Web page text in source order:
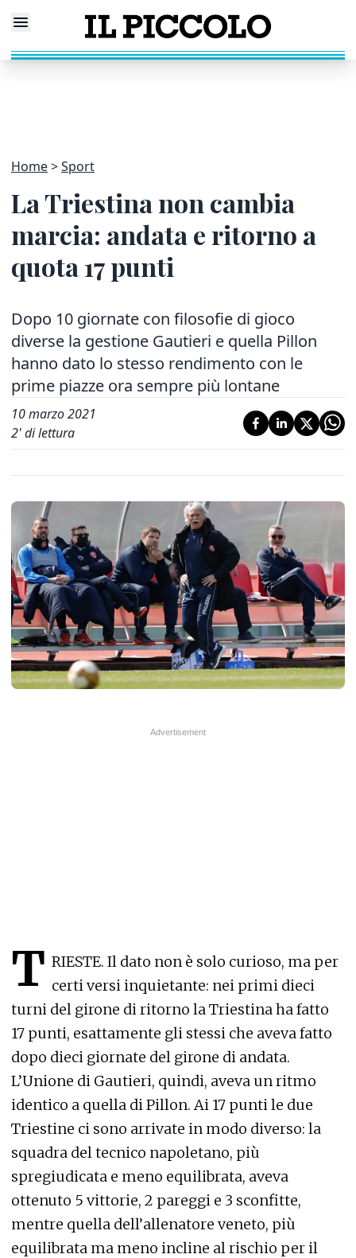
Home Sport
La Triestina non cambia
marcia: andata e ritorno a
quota 17 punti
Dopo 10 giornate con filosofie di gioco
diverse la gestione Gautieri e quella Pillon
hanno dato lo stesso rendimento con le
prime piazze ora sempre più lontane
10 marzo 2021
2' di lettura
T RIESTE. Il dato non è solo curioso, ma per
certi versi inquietante: nei primi dieci
turni del girone di ritorno la Triestina ha fatto
17 punti, esattamente gli stessi che aveva fatto
dopo dieci giornate del girone di andata.
L’Unione di Gautieri, quindi, aveva un ritmo
identico a quella di Pillon. Ai 17 punti le due
Triestine ci sono arrivate in modo diverso: la
squadra del tecnico napoletano, più
spregiudicata e meno equilibrata, aveva
ottenuto 5 vittorie, 2 pareggi e 3 sconfitte,
mentre quella dell’allenatore veneto, più
equilibrata ma meno incline al rischio per il